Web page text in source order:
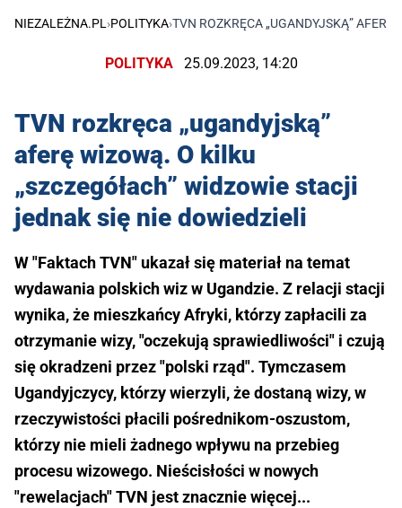
NIEZALEŻNA.PL ›POLITYKA›TVN ROZKRĘCA „UGANDYJSKĄ”
POLITYKA 25.09.2023, 14:20
TVN rozkręca „ugandyjską”
aferę wizową. O kilku
„szczegółach” widzowie stacji
jednak się nie dowiedzieli
W "Faktach TVN" ukazał się materiał na temat
wydawania polskich wiz w Ugandzie. Z relacji stacji
wynika, że mieszkańcy Afryki, którzy zapłacili za
otrzymanie wizy, "oczekują sprawiedliwości" i czują
się okradzeni przez "polski rząd". Tymczasem
Ugandyjczycy, którzy wierzyli, że dostaną wizy, w
rzeczywistości płacili pośrednikom-oszustom,
którzy nie mieli żadnego wpływu na przebieg
procesu wizowego. Nieścisłości w nowych
"rewelacjach" TVN jest znacznie więcej...